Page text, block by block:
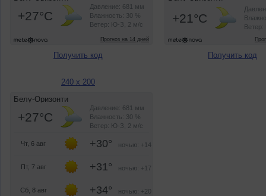
Получить код Получить код
240 x 200